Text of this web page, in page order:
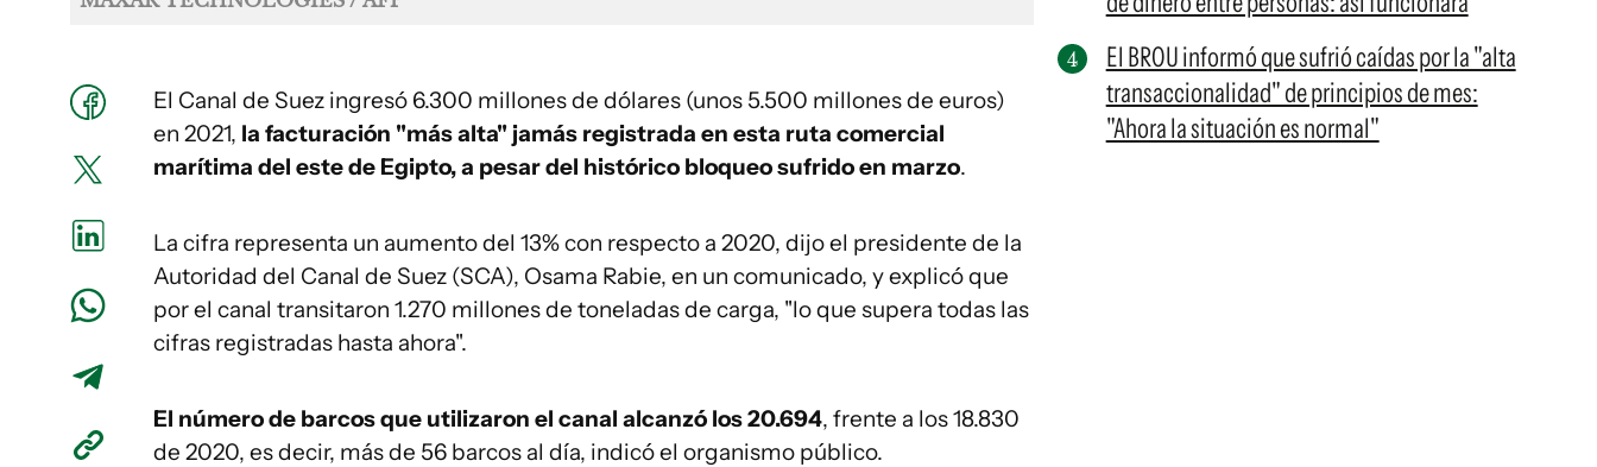
El Canal de Suez ingresó 6.300 millones de dólares (unos 5.500 millones de euros)
en 2021, la facturación "más alta" jamás registrada en esta ruta comercial
marítima del este de Egipto, a pesar del histórico bloqueo sufrido en marzo.
La cifra representa un aumento del 13% con respecto a 2020, dijo el presidente de la
Autoridad del Canal de Suez (SCA), Osama Rabie, en un comunicado, y explicó que
por el canal transitaron 1.270 millones de toneladas de carga, "lo que supera todas las
cifras registradas hasta ahora".
El número de barcos que utilizaron el canal alcanzó los 20.694, frente a los 18.830
de 2020, es decir, más de 56 barcos al día, indicó el organismo público.
El BROU informó que sufrió caídas por la "alta
transaccionalidad" de principios de mes:
"Ahora la situación es normal"